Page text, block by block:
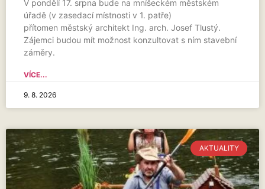
V pondělí 17. srpna bude na mníšeckém městském
úřadě (v zasedací místnosti v 1. patře)
přítomen městský architekt Ing. arch. Josef Tlustý.
Zájemci budou mít možnost konzultovat s ním stavební
záměry.
VÍCE...
9. 8. 2026
AKTUALITY